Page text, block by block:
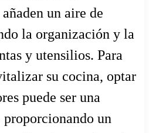
un aire de
la organización y la
y utensilios. Para
su cocina, optar
puede ser una
un